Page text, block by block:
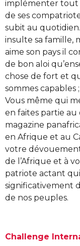
implémenter tout
de ses
subit au
insulte sa famille,
aime son pays il
de bon aloi
chose de fort et
sommes capables
Vous même qui
en faites partie au
magazine
en Afrique et au
votre
de l’Afrique et à
patriote actant
significativement
de nos peuples.
Challenge